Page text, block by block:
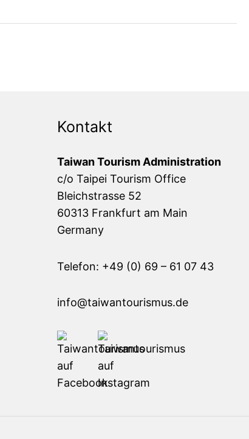
Kontakt
Taiwan Tourism Administration
c/o Taipei Tourism Office
Bleichstrasse 52
60313 Frankfurt am Main
Germany
Telefon: +49 (0) 69 – 61 07 43
info@taiwantourismus.de